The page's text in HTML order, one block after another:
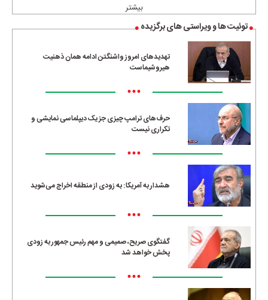
بیشتر
توئیت ها و ویراستی های برگزیده
تهدیدهای امروز واشنگتن ادامه همان ذهنیت
هیروشیماست
•••
حرف‌های ترامپ چیزی جز یک دیپلماسی نمایشی و
تکراری نیست
•••
هشدار به آمریکا: به زودی از منطقه اخراج می‌شوید
•••
گفتگوی صریح، صمیمی و مهم رئیس جمهور به زودی
پخش خواهد شد
•••